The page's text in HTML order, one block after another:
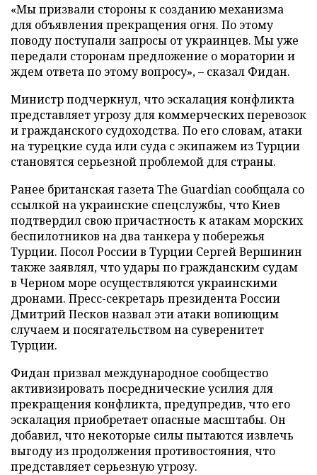
«Мы призвали стороны к созданию механизма
для объявления прекращения огня. По этому
поводу поступали запросы от украинцев. Мы уже
передали сторонам предложение о моратории и
ждем ответа по этому вопросу», – сказал Фидан.
Министр подчеркнул, что эскалация конфликта
представляет угрозу для коммерческих перевозок
и гражданского судоходства. По его словам, атаки
на турецкие суда или суда с экипажем из Турции
становятся серьезной проблемой для страны.
Ранее британская газета The Guardian сообщала со
ссылкой на украинские спецслужбы, что Киев
подтвердил свою причастность к атакам морских
беспилотников на два танкера у побережья
Турции. Посол России в Турции Сергей Вершинин
также заявлял, что удары по гражданским судам
в Черном море осуществляются украинскими
дронами. Пресс-секретарь президента России
Дмитрий Песков назвал эти атаки вопиющим
случаем и посягательством на суверенитет
Турции.
Фидан призвал международное сообщество
активизировать посреднические усилия для
прекращения конфликта, предупредив, что его
эскалация приобретает опасные масштабы. Он
добавил, что некоторые силы пытаются извлечь
выгоду из продолжения противостояния, что
представляет серьезную угрозу.